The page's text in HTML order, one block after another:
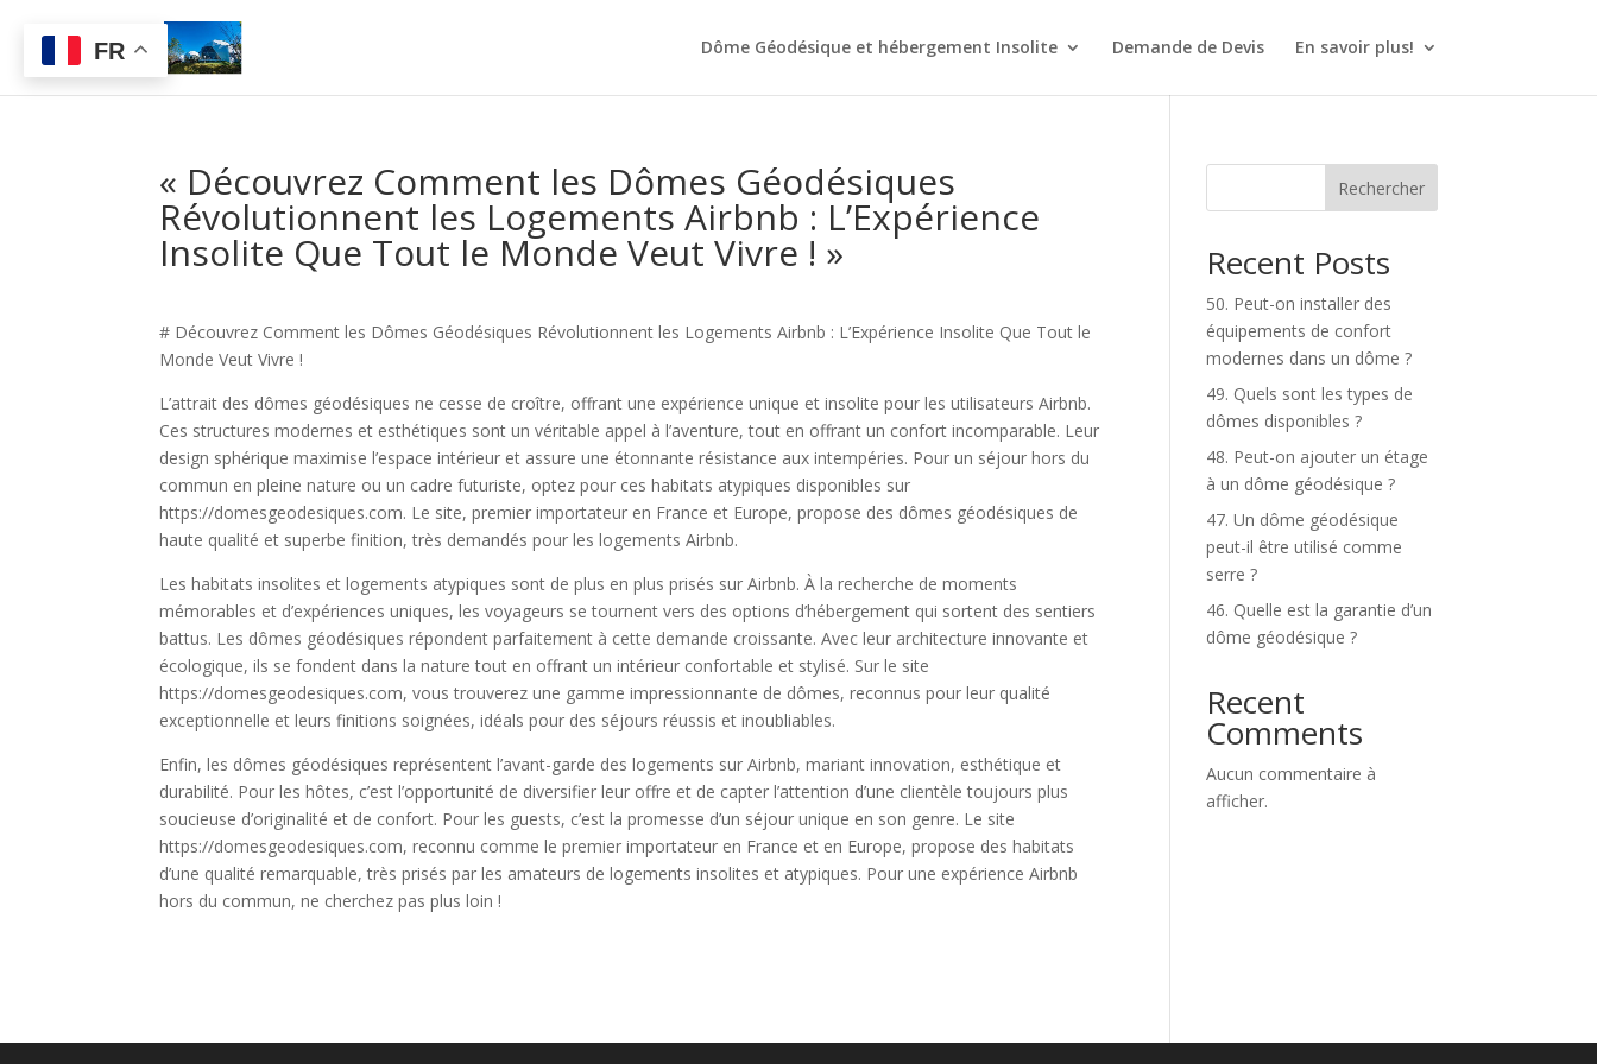
Dôme Géodésique et hébergement Insolite Demande de Devis En savoir plus!
« Découvrez Comment les Dômes Géodésiques
Révolutionnent les Logements Airbnb : L’Expérience
Insolite Que Tout le Monde Veut Vivre ! »
# Découvrez Comment les Dômes Géodésiques Révolutionnent les Logements Airbnb : L’Expérience Insolite Que Tout le
Monde Veut Vivre !
L’attrait des dômes géodésiques ne cesse de croître, offrant une expérience unique et insolite pour les utilisateurs Airbnb.
Ces structures modernes et esthétiques sont un véritable appel à l’aventure, tout en offrant un confort incomparable. Leur
design sphérique maximise l’espace intérieur et assure une étonnante résistance aux intempéries. Pour un séjour hors du
commun en pleine nature ou un cadre futuriste, optez pour ces habitats atypiques disponibles sur
https://domesgeodesiques.com. Le site, premier importateur en France et Europe, propose des dômes géodésiques de
haute qualité et superbe finition, très demandés pour les logements Airbnb.
Les habitats insolites et logements atypiques sont de plus en plus prisés sur Airbnb. À la recherche de moments
mémorables et d’expériences uniques, les voyageurs se tournent vers des options d’hébergement qui sortent des sentiers
battus. Les dômes géodésiques répondent parfaitement à cette demande croissante. Avec leur architecture innovante et
écologique, ils se fondent dans la nature tout en offrant un intérieur confortable et stylisé. Sur le site
https://domesgeodesiques.com, vous trouverez une gamme impressionnante de dômes, reconnus pour leur qualité
exceptionnelle et leurs finitions soignées, idéals pour des séjours réussis et inoubliables.
Enfin, les dômes géodésiques représentent l’avant-garde des logements sur Airbnb, mariant innovation, esthétique et
durabilité. Pour les hôtes, c’est l’opportunité de diversifier leur offre et de capter l’attention d’une clientèle toujours plus
soucieuse d’originalité et de confort. Pour les guests, c’est la promesse d’un séjour unique en son genre. Le site
https://domesgeodesiques.com, reconnu comme le premier importateur en France et en Europe, propose des habitats
d’une qualité remarquable, très prisés par les amateurs de logements insolites et atypiques. Pour une expérience Airbnb
hors du commun, ne cherchez pas plus loin !
Rechercher
Recent Posts
50. Peut-on installer des
équipements de confort
modernes dans un dôme ?
49. Quels sont les types de
dômes disponibles ?
48. Peut-on ajouter un étage
à un dôme géodésique ?
47. Un dôme géodésique
peut-il être utilisé comme
serre ?
46. Quelle est la garantie d’un
dôme géodésique ?
Recent
Comments
Aucun commentaire à
afficher.
FR